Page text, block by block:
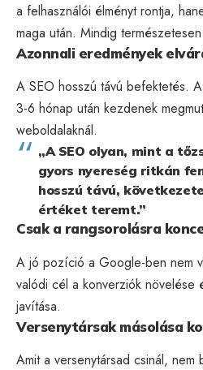
a felhasználói élményt rontja,
maga után. Mindig
Azonnali eredmények
A SEO hosszú távú befektetés.
3-6 hónap után kezdenek
weboldalaknál.
„A SEO olyan, mint a
gyors nyereség ritkán
hosszú távú,
értéket teremt.”
Csak a rangsorolásra
A jó pozíció a Google-ben nem
valódi cél a konverziók növelése
javítása.
Versenytársak másolása
Amit a versenytársad csinál,